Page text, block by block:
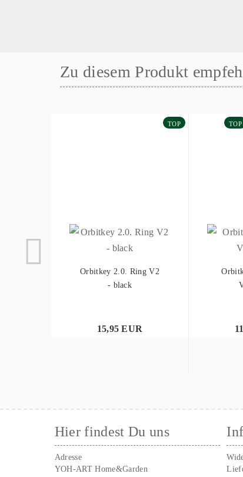
Zu diesem Produkt
TOP
Orbitkey 2.0. Ring V2
- black
15,95 EUR
TOP
Hier findest Du uns
Adresse
YOH-ART Home&Garden